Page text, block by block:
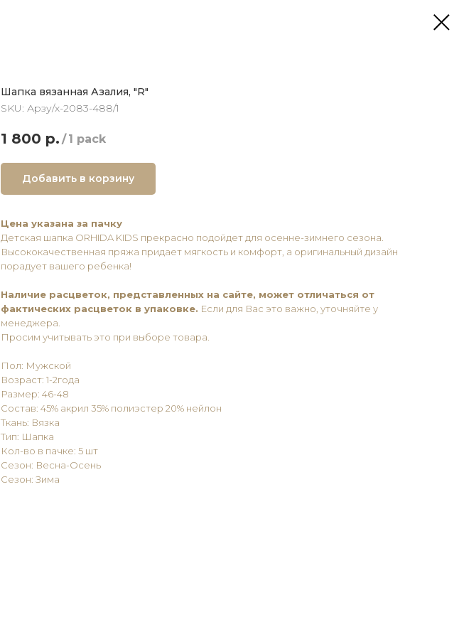
Шапка вязанная Азалия, "R"
SKU: Арзу/х-2083-488/1
1 800 р. / 1 pack
Добавить в корзину
Цена указана за пачку
Детская шапка ОRHIDA KIDS прекрасно подойдет для осенне-зимнего сезона.
Высококачественная пряжа придает мягкость и комфорт, а оригинальный дизайн
порадует вашего ребенка!
Наличие расцветок, представленных на сайте, может отличаться от
фактических расцветок в упаковке. Если для Вас это важно, уточняйте у
менеджера.
Просим учитывать это при выборе товара.
Пол: Мужской
Возраст: 1-2года
Размер: 46-48
Состав: 45% акрил 35% полиэстер 20% нейлон
Ткань: Вязка
Тип: Шапка
Кол-во в пачке: 5 шт
Сезон: Весна-Осень
Сезон: Зима